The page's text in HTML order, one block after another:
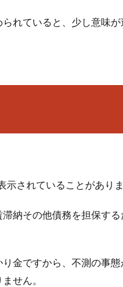
れていると、少し意味が
されていることがありま
納その他債務を担保す
金ですから、不測の事
せん。